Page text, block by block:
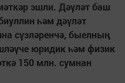
эшли. Дәүләт баш
һәм дәүләт
сүзләренчә, быелның
юридик һәм физик
150 млн. сумнан